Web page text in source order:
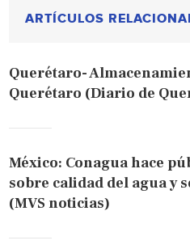
ARTÍCULOS
Querétaro-
Querétaro (Diario de
México: Conagua hace
sobre calidad del agua y
(MVS noticias)